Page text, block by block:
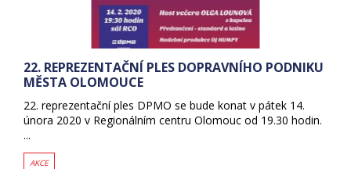
22. REPREZENTAČNÍ PLES DOPRAVNÍHO PODNIKU
MĚSTA OLOMOUCE
22. reprezentační ples DPMO se bude konat v pátek 14.
února 2020 v Regionálním centru Olomouc od 19.30 hodin.
...
AKCE